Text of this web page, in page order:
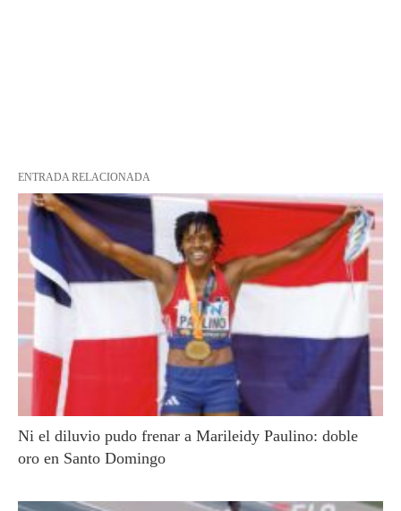
ENTRADA RELACIONADA
Ni el diluvio pudo frenar a Marileidy Paulino: doble
oro en Santo Domingo